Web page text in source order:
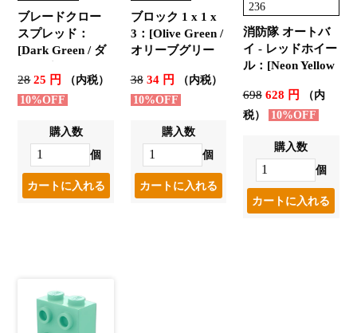
ブレードクロー
スプレッド：
[Dark Green / ダ
2825 円
（内税）
10%OFF
購入数
個
ブロック 1 x 1 x
3：[Olive Green /
オリーブグリー
3834 円
（内税）
10%OFF
購入数
個
236
消防隊 オートバ
イ - レッドホイー
ル：[Neon Yellow
698628 円
（内
税）
10%OFF
購入数
個